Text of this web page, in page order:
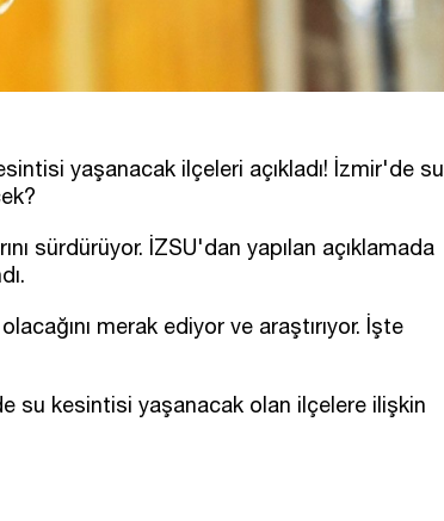
yaşanacak ilçeleri açıkladı! İzmir'de su
sürdürüyor. İZSU'dan yapılan açıklamada
merak ediyor ve araştırıyor. İşte
su kesintisi yaşanacak olan ilçelere ilişkin